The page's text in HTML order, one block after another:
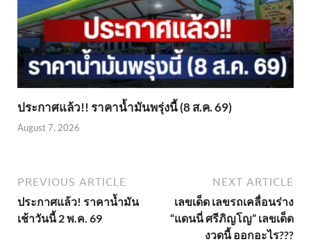
ประกาศแล้ว!! ราคาน้ำมันพรุ่งนี้ (8 ส.ค. 69)
August 7, 2026
PREVIOUS ARTICLE
ประกาศแล้ว! ราคาน้ำมัน
เช้าวันนี้ 2 พ.ค. 69
NEXT ARTICLE
เลขเด็ด เลขรถเคลื่อนร่าง
“แดนนี่ ศรีภิญโญ” เลขเด็ด
งวดนี้ ออกอะไร???